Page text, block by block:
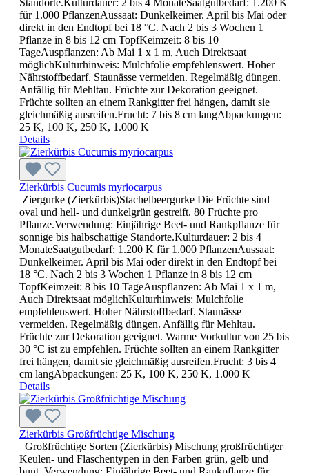
Standorte.Kulturdauer: 2 bis 4 MonateSaatgutbedarf: 1.200 K
für 1.000 PflanzenAussaat: Dunkelkeimer. April bis Mai oder
direkt in den Endtopf bei 18 °C. Nach 2 bis 3 Wochen 1
Pflanze in 8 bis 12 cm TopfKeimzeit: 8 bis 10
TageAuspflanzen: Ab Mai 1 x 1 m, Auch Direktsaat
möglichKulturhinweis: Mulchfolie empfehlenswert. Hoher
Nährstoffbedarf. Staunässe vermeiden. Regelmäßig düngen.
Anfällig für Mehltau. Früchte zur Dekoration geeignet.
Früchte sollten an einem Rankgitter frei hängen, damit sie
gleichmäßig ausreifen.Frucht: 7 bis 8 cm langAbpackungen:
25 K, 100 K, 250 K, 1.000 K
Details
Zierkürbis Cucumis myriocarpus
Ziergurke (Zierkürbis)Stachelbeergurke Die Früchte sind
oval und hell- und dunkelgrün gestreift. 80 Früchte pro
Pflanze.Verwendung: Einjährige Beet- und Rankpflanze für
sonnige bis halbschattige Standorte.Kulturdauer: 2 bis 4
MonateSaatgutbedarf: 1.200 K für 1.000 PflanzenAussaat:
Dunkelkeimer. April bis Mai oder direkt in den Endtopf bei
18 °C. Nach 2 bis 3 Wochen 1 Pflanze in 8 bis 12 cm
TopfKeimzeit: 8 bis 10 TageAuspflanzen: Ab Mai 1 x 1 m,
Auch Direktsaat möglichKulturhinweis: Mulchfolie
empfehlenswert. Hoher Nährstoffbedarf. Staunässe
vermeiden. Regelmäßig düngen. Anfällig für Mehltau.
Früchte zur Dekoration geeignet. Warme Vorkultur von 25 bis
30 °C ist zu empfehlen. Früchte sollten an einem Rankgitter
frei hängen, damit sie gleichmäßig ausreifen.Frucht: 3 bis 4
cm langAbpackungen: 25 K, 100 K, 250 K, 1.000 K
Details
Zierkürbis Großfrüchtige Mischung
Großfrüchtige Sorten (Zierkürbis) Mischung großfrüchtiger
Keulen- und Flaschentypen in den Farben grün, gelb und